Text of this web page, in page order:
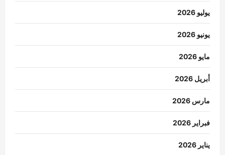
يوليو 2026
يونيو 2026
مايو 2026
أبريل 2026
مارس 2026
فبراير 2026
يناير 2026